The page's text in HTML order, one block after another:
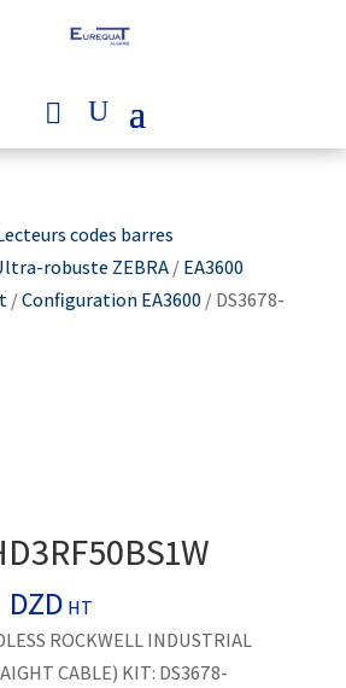
codes barres
robuste ZEBRA/EA3600
/Configuration EA3600/ DS3678-
DZD HT
ROCKWELL INDUSTRIAL
CABLE) KIT: DS3678-